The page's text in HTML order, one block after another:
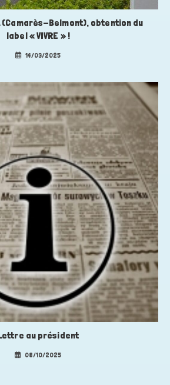
(Camarès-Belmont), obtention du
label « VIVRE » !
14/03/2025
au président
08/10/2025